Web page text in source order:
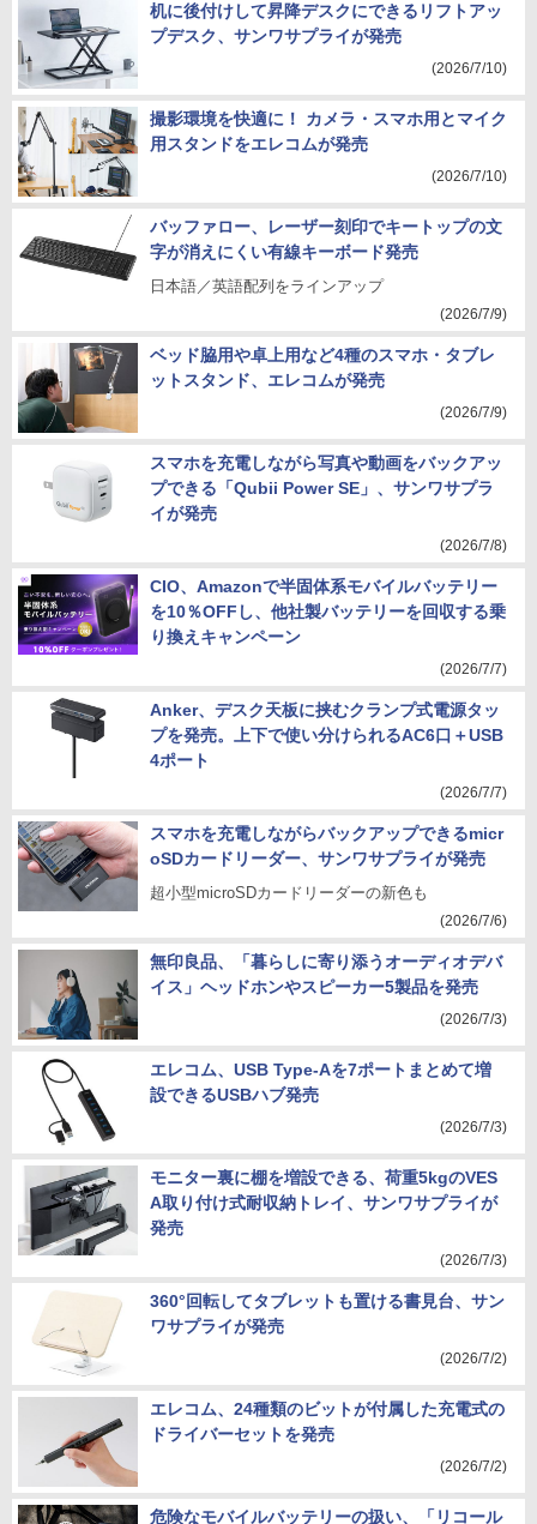
机に後付けして昇降デスクにできるリフトアッ
プデスク、サンワサプライが発売
(2026/7/10)
撮影環境を快適に！ カメラ・スマホ用とマイク
用スタンドをエレコムが発売
(2026/7/10)
バッファロー、レーザー刻印でキートップの文
字が消えにくい有線キーボード発売
日本語／英語配列をラインアップ
(2026/7/9)
ベッド脇用や卓上用など4種のスマホ・タブレ
ットスタンド、エレコムが発売
(2026/7/9)
スマホを充電しながら写真や動画をバックアッ
プできる「Qubii Power SE」、サンワサプラ
イが発売
(2026/7/8)
CIO、Amazonで半固体系モバイルバッテリー
を10％OFFし、他社製バッテリーを回収する乗
り換えキャンペーン
(2026/7/7)
Anker、デスク天板に挟むクランプ式電源タッ
プを発売。上下で使い分けられるAC6口＋USB
4ポート
(2026/7/7)
スマホを充電しながらバックアップできるmicr
oSDカードリーダー、サンワサプライが発売
超小型microSDカードリーダーの新色も
(2026/7/6)
無印良品、「暮らしに寄り添うオーディオデバ
イス」ヘッドホンやスピーカー5製品を発売
(2026/7/3)
エレコム、USB Type-Aを7ポートまとめて増
設できるUSBハブ発売
(2026/7/3)
モニター裏に棚を増設できる、荷重5kgのVES
A取り付け式耐収納トレイ、サンワサプライが
発売
(2026/7/3)
360°回転してタブレットも置ける書見台、サン
ワサプライが発売
(2026/7/2)
エレコム、24種類のビットが付属した充電式の
ドライバーセットを発売
(2026/7/2)
危険なモバイルバッテリーの扱い、「リコール